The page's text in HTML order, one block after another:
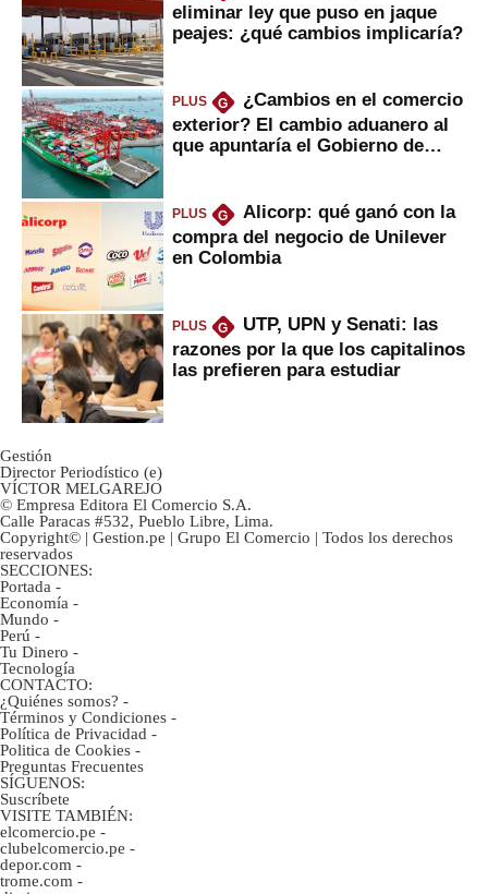
eliminar ley que puso en jaque
peajes: ¿qué cambios implicaría?
PLUS G
¿Cambios en el comercio
exterior? El cambio aduanero al
que apuntaría el Gobierno de
PLUS G
Alicorp: qué ganó con la
compra del negocio de Unilever
en Colombia
PLUS G
UTP, UPN y Senati: las
razones por la que los capitalinos
las prefieren para estudiar
Gestión
Director Periodístico (e)
VÍCTOR MELGAREJO
© Empresa Editora El Comercio S.A.
Calle Paracas #532, Pueblo Libre, Lima.
Copyright© | Gestion.pe | Grupo El Comercio | Todos los derechos
reservados
SECCIONES:
Portada -
Economía -
Mundo -
Perú -
Tu Dinero -
Tecnología
CONTACTO:
¿Quiénes somos? -
Términos y Condiciones -
Política de Privacidad -
Politica de Cookies -
Preguntas Frecuentes
SÍGUENOS:
Suscríbete
VISITE TAMBIÉN:
elcomercio.pe -
clubelcomercio.pe -
depor.com -
trome.com -